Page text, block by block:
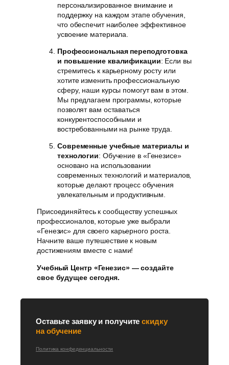
персонализированное внимание и
поддержку на каждом этапе обучения,
что обеспечит наиболее эффективное
усвоение материала.
Профессиональная переподготовка
и повышение квалификации: Если вы
стремитесь к карьерному росту или
хотите изменить профессиональную
сферу, наши курсы помогут вам в этом.
Мы предлагаем программы, которые
позволят вам оставаться
конкурентоспособными и
востребованными на рынке труда.
Современные учебные материалы и
технологии: Обучение в «Генезисе»
основано на использовании
современных технологий и материалов,
которые делают процесс обучения
увлекательным и продуктивным.
Присоединяйтесь к сообществу успешных
профессионалов, которые уже выбрали
«Генезис» для своего карьерного роста.
Начните ваше путешествие к новым
достижениям вместе с нами!
Учебный Центр «Генезис» — создайте
свое будущее сегодня.
Оставьте заявку и получитескидку
на обучение
Политика конфеденциальности